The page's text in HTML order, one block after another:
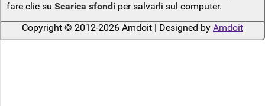
fare clic su Scarica sfondiper salvarli sul computer.
Copyright © 2012-2026 Amdoit | Designed by Amdoit